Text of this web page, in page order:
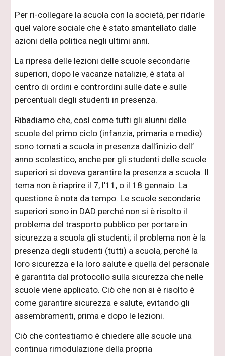
Per ri-collegare la scuola con la società, per ridarle
quel valore sociale che è stato smantellato dalle
azioni della politica negli ultimi anni.
La ripresa delle lezioni delle scuole secondarie
superiori, dopo le vacanze natalizie, è stata al
centro di ordini e contrordini sulle date e sulle
percentuali degli studenti in presenza.
Ribadiamo che, così come tutti gli alunni delle
scuole del primo ciclo (infanzia, primaria e medie)
sono tornati a scuola in presenza dall’inizio dell’
anno scolastico, anche per gli studenti delle scuole
superiori si doveva garantire la presenza a scuola. Il
tema non è riaprire il 7, l’11, o il 18 gennaio. La
questione è nota da tempo. Le scuole secondarie
superiori sono in DAD perché non si è risolto il
problema del trasporto pubblico per portare in
sicurezza a scuola gli studenti; il problema non è la
presenza degli studenti (tutti) a scuola, perché la
loro sicurezza e la loro salute e quella del personale
è garantita dal protocollo sulla sicurezza che nelle
scuole viene applicato. Ciò che non si è risolto è
come garantire sicurezza e salute, evitando gli
assembramenti, prima e dopo le lezioni.
Ciò che contestiamo è chiedere alle scuole una
continua rimodulazione della propria